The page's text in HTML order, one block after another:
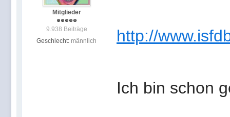
Mitglieder
9.938 Beiträge
Geschlecht: männlich http://
Ich bin schon